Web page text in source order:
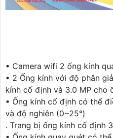
• Camera wifi 2 ống kính
• 2 Ống kính với độ phân
kính cố định và 3.0 MP cho
• Ống kính cố định có thể
và độ nghiên (0~25°)
. Trang bị ống kính cố định